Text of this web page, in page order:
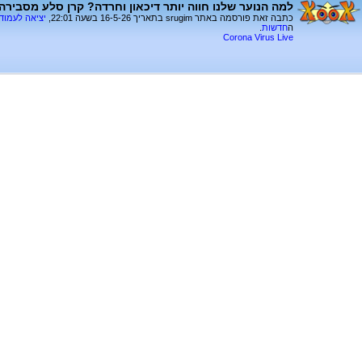
למה הנוער שלנו חווה יותר דיכאון וחרדה? קרן סלע
כתבה זאת פורסמה באתר srugim בתאריך 16-5-26 בשעה 22:01, יציאה
החדשות
Corona Virus Live